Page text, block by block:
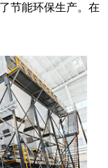
节能环保生产。在